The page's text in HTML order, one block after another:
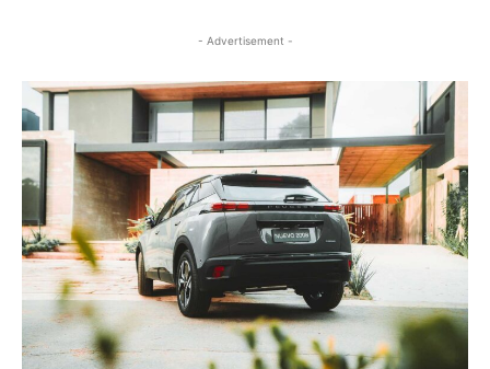
- Advertisement -